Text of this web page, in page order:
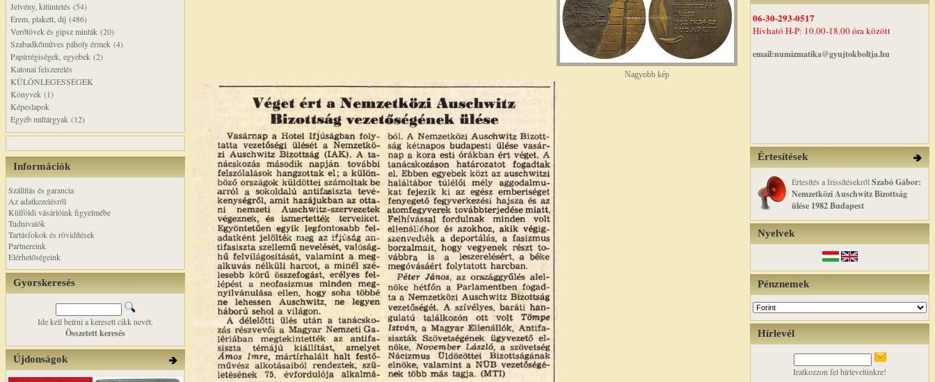
Jelvény, kitüntetés (54)
Érem, plakett, díj (486)
Verőtövek és gipsz minták (20)
Szabadkőműves páholy érmek (4)
Papírrégiségek, egyebek (2)
Katonai felszerelés
KÜLÖNLEGESSÉGEK
Könyvek (1)
Képeslapok
Egyéb műtárgyak (12)
Információk
Szállítás és garancia
Az adatkezelésről
Külföldi vásárlóink figyelmébe
Tudnivalók
Tartásfokok és rövidítések
Partnereink
Elérhetőségeink
Gyorskeresés
Ide kell beírni a keresett cikk nevét.
Összetett keresés
Újdonságok
Nagyobb kép
06-30-293-0517
Hívható H-P: 10.00-18.00 óra között
email:numizmatika@gyujtokboltja.hu
Értesítések
Értesítés a frissítésekről Szabó Gábor:
Nemzetközi Auschwitz Bizottság
ülése 1982 Budapest
Nyelvek
Pénznemek
Hírlevél
Iratkozzon fel hírlevelünkre!